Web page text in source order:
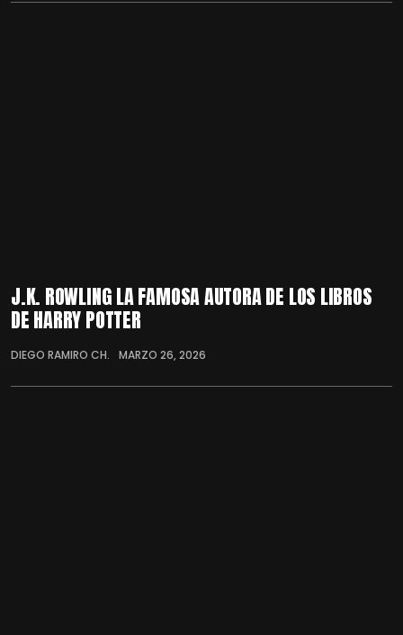
J.K. ROWLING LA FAMOSA AUTORA DE LOS LIBROS
DE HARRY POTTER
DIEGO RAMIRO CH. MARZO 26, 2026